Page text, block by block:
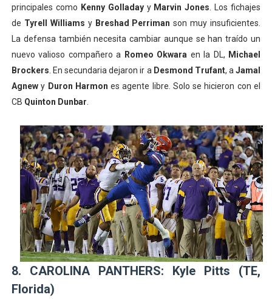
principales como Kenny Golladay y Marvin Jones . Los fichajes
de Tyrell Williams y Breshad Perrimanson muy insuficientes.
La defensa también necesita cambiar aunque se han traído un
nuevo valioso compañero a
Romeo Okwara en la DL, Michael
Brockers . En secundaria dejaron ir a Desmond Trufant, aJamal
Agnewy Duron Harmones agente libre. Solo se hicieron con el
CB Quinton Dunbar
8. CAROLINA PANTHERS: Kyle Pitts (TE,
Florida)